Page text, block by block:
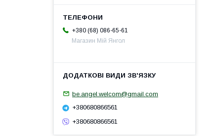
+380 (68) 086-65-61
Магазин Мій Янгол
be.angel.welcom@gmail.com
+380680866561
+380680866561